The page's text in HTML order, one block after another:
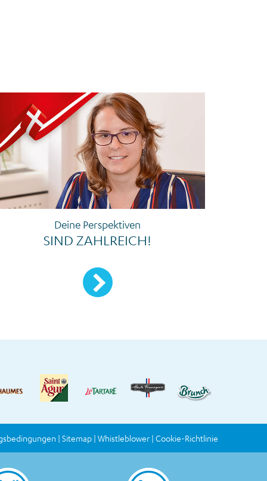
Deine Perspektiven
SIND ZAHLREICH!
Mehr erfahren
Sitemap Whistleblower Cookie-Richtlinie